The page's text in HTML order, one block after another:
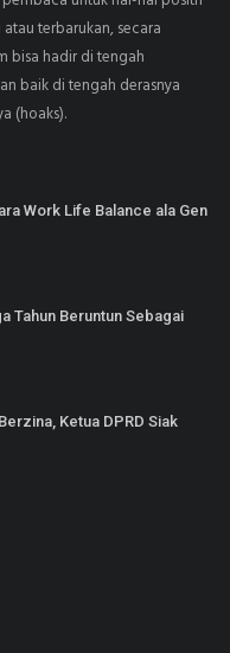
terbarukan, secara
bisa hadir di tengah
baik di tengah derasnya
(hoaks).
Work Life Balance ala Gen
Tahun Beruntun Sebagai
Ketua DPRD Siak